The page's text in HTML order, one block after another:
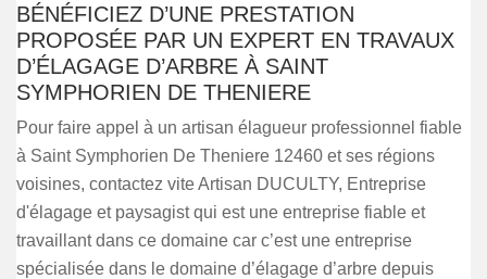
BÉNÉFICIEZ D’UNE PRESTATION
PROPOSÉE PAR UN EXPERT EN TRAVAUX
D’ÉLAGAGE D’ARBRE À SAINT
SYMPHORIEN DE THENIERE
Pour faire appel à un artisan élagueur professionnel fiable
à Saint Symphorien De Theniere 12460 et ses régions
voisines, contactez vite Artisan DUCULTY, Entreprise
d'élagage et paysagist qui est une entreprise fiable et
travaillant dans ce domaine car c’est une entreprise
spécialisée dans le domaine d’élagage d’arbre depuis